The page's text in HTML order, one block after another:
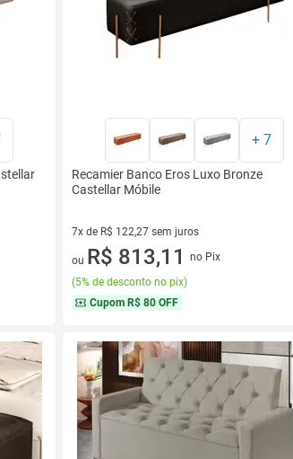
+ 7
Recamier Banco Eros Luxo Bronze
Castellar Móbile
7x de R$ 122,27 sem juros
7 vez de R$ 122,27 sem juros
ou R$ 813,11
no Pix
(5% de desconto no pix)
Cupom R$ 80 OFF